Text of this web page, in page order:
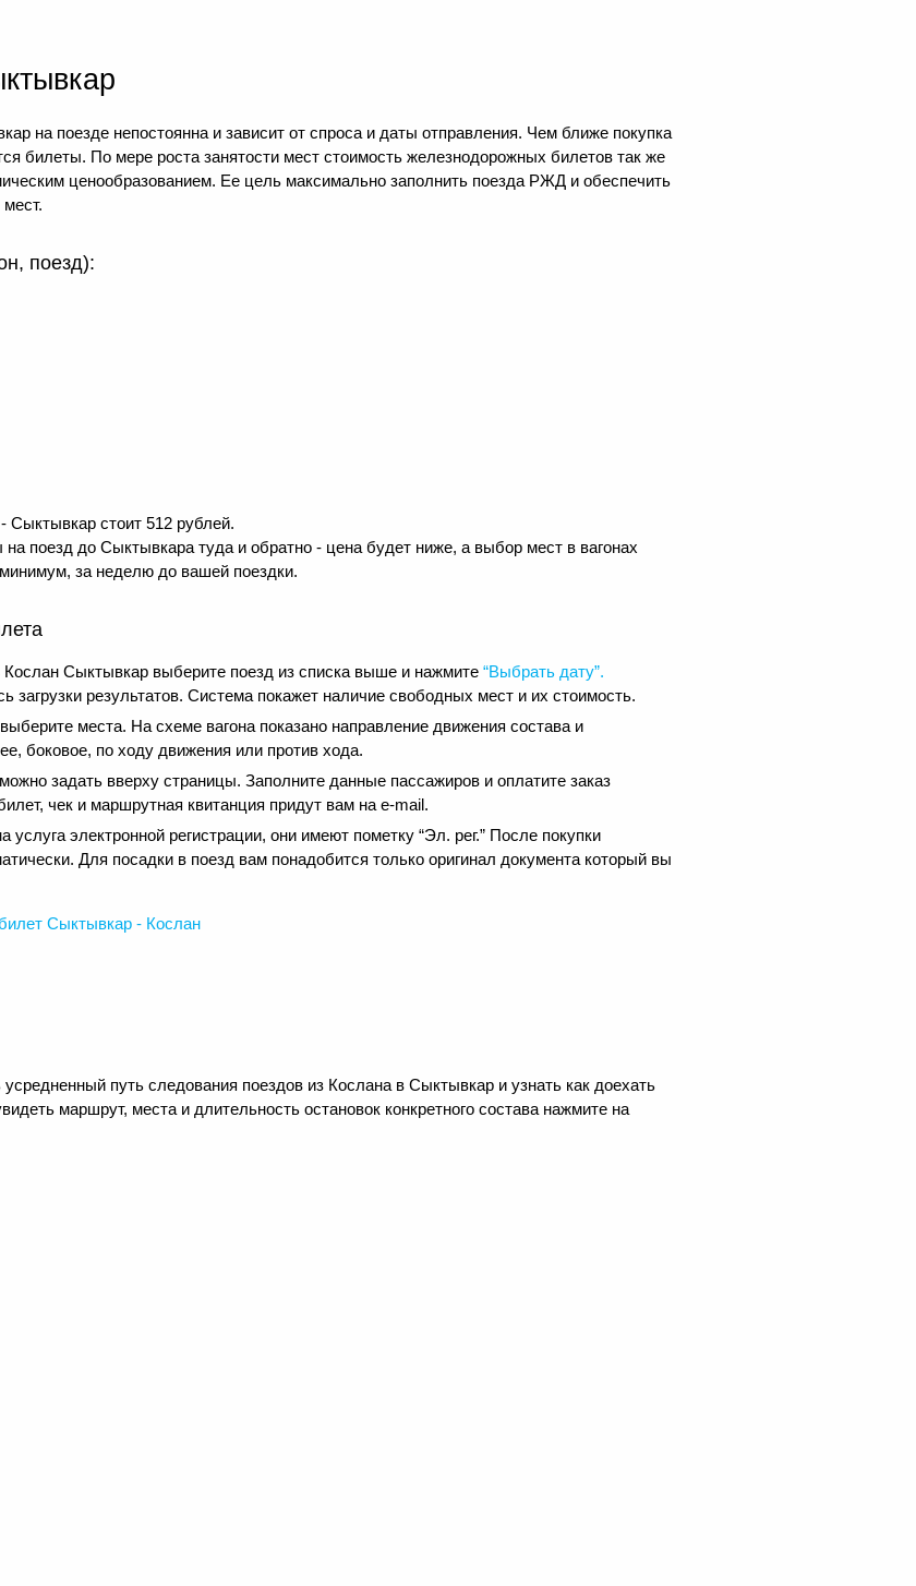
на поезде непостоянна и зависит от спроса и даты отправления. Чем ближе покупка
билеты. По мере роста занятости мест стоимость железнодорожных билетов так же
ценообразованием. Ее цель максимально заполнить поезда РЖД и обеспечить
поезд):
стоит 512 рублей.
поезд до Сыктывкара туда и обратно - цена будет ниже, а выбор мест в вагонах
за неделю до вашей поездки.
Сыктывкар выберите поезд из списка выше и нажмите “Выбрать дату”.
загрузки результатов. Система покажет наличие свободных мест и их стоимость.
места. На схеме вагона показано направление движения состава и
боковое, по ходу движения или против хода.
задать вверху страницы. Заполните данные пассажиров и оплатите заказ
чек и маршрутная квитанция придут вам на e-mail.
электронной регистрации, они имеют пометку “Эл. рег.” После покупки
Для посадки в поезд вам понадобится только оригинал документа который вы
Сыктывкар - Кослан
путь следования поездов из Кослана в Сыктывкар и узнать как доехать
маршрут, места и длительность остановок конкретного состава нажмите на